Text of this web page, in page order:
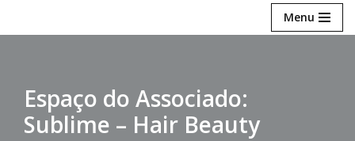
conteúdo
Menu
Espaço do Associado:
Sublime – Hair Beauty